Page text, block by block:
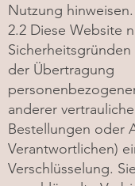
Nutzung hinweisen.
2.2 Diese Website
der Übertragung
anderer
Bestellungen oder
Verantwortlichen)
Verschlüsselung.